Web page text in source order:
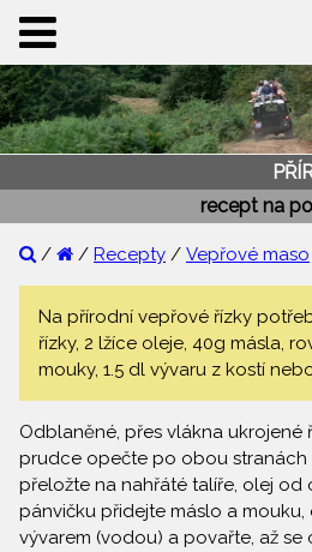
recept na
/ / Recepty / Vepřové maso
Na přírodní vepřové řízky
řízky, 2 lžíce oleje, 40g másla,
mouky, 1.5 dl vývaru z kostí
Odblaněné, přes vlákna ukrojené
prudce opečte po obou stranách
přeložte na nahřáté talíře, olej od
pánvičku přidejte máslo a mouku,
vývarem (vodou) a povařte, až